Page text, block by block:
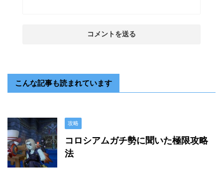
こんな記事も読まれています
攻略
コロシアムガチ勢に聞いた極限攻略
法